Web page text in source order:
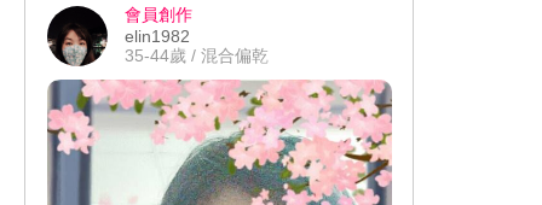
但不會讓膚色死白 、水乳質地 、很好推
勻 、不泛油光 、 保濕度比美白系列更好
、 冷氣吹一天也不會覺得肌膚乾燥或不
適 !
方式 、換洗室位置、上課地點 ，讓我先
放置物品與換裝 。 在 #SpaceCycle 專
業教練Toy老師的介紹下 ，騎飛輪 ≠ 騎
不會跑的腳踏車 ，且其實飛輪是屬於重
訓課程 ！ Toy老師講解過程中 ，貼心的
服務人員不斷在現場穿梭 ，幫美周報迷
們調整椅子 ！??? 待我第一次騎上飛輪
會員創作
elin1982
35-44歲 / 混合偏乾